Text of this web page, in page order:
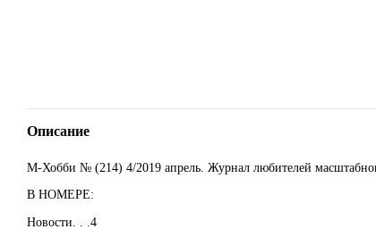
Описание
М-Хобби № (214) 4/2019 апрель. Журнал любителей
В НОМЕРE:
Новости. . .4